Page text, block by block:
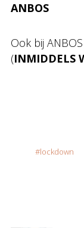
ANBOS
Ook bij
(INMIDDELS
lockdown